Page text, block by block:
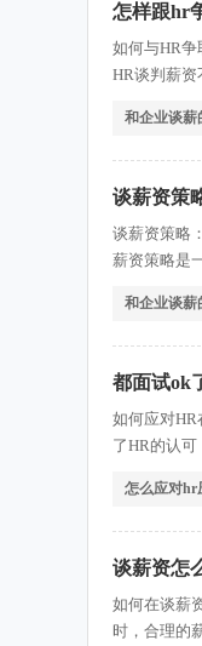
怎样跟hr
如何与HR
HR谈判薪
与HR谈判
和企业谈薪
谈薪资策
谈薪资策略
薪资策略是
要的。通
和企业谈薪
都面试ok
如何应对
了HR的认
一、了解
谈薪资怎
如何在谈薪
时，合理的